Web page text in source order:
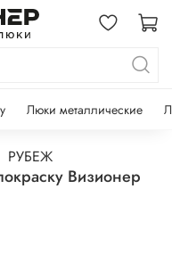
Люки металлические
РУБЕЖ
Визионер